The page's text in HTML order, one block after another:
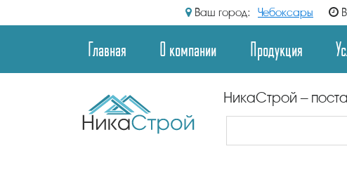
Ваш город: Чебоксары
Главная О компании Продукция
НикаСтрой –